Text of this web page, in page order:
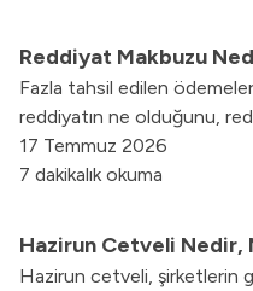
Reddiyat Makbuzu
Fazla tahsil edilen
reddiyatın ne olduğunu,
nasıl alınacağını ve şirket
nasıl
17 Temmuz 2026
7 dakikalık okuma
Hazirun Cetveli Nedir,
Hazirun cetveli, şirketlerin